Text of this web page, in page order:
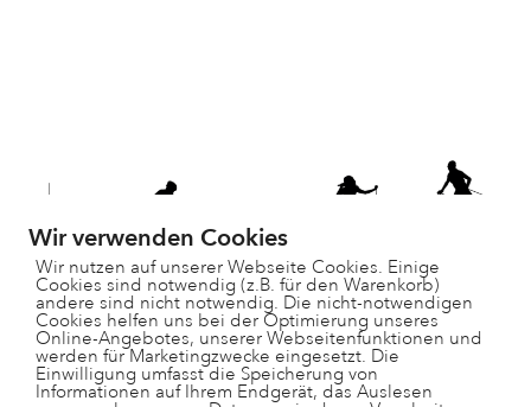
Wir verwenden Cookies
Wir nutzen auf unserer Webseite Cookies. Einige
Cookies sind notwendig (z.B. für den Warenkorb)
andere sind nicht notwendig. Die nicht-notwendigen
Cookies helfen uns bei der Optimierung unseres
Online-Angebotes, unserer Webseitenfunktionen und
werden für Marketingzwecke eingesetzt. Die
Einwilligung umfasst die Speicherung von
Informationen auf Ihrem Endgerät, das Auslesen